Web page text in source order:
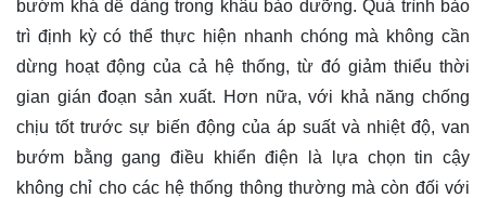
bướm khá dễ dàng trong khâu bảo dưỡng. Quá trình bảo
trì định kỳ có thể thực hiện nhanh chóng mà không cần
dừng hoạt động của cả hệ thống, từ đó giảm thiểu thời
gian gián đoạn sản xuất. Hơn nữa, với khả năng chống
chịu tốt trước sự biến động của áp suất và nhiệt độ, van
bướm bằng gang điều khiển điện là lựa chọn tin cậy
không chỉ cho các hệ thống thông thường mà còn đối với